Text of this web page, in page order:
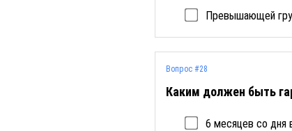
Превышающей
Вопрос #28
Каким должен быть
6 месяцев со дня